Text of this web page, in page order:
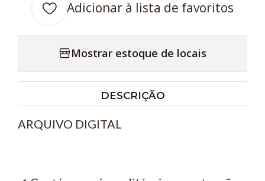
Adicionar à lista de favoritos
Mostrar estoque de locais
DESCRIÇÃO
ARQUIVO DIGITAL